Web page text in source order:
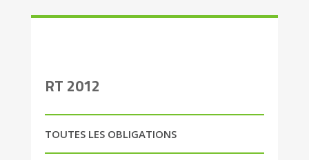
RT 2012
TOUTES LES OBLIGATIONS